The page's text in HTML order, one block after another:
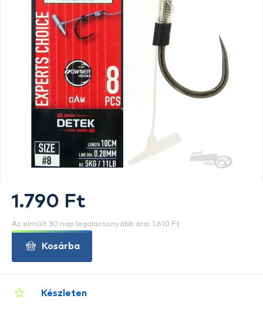
Készleten
1.790 Ft
Az elmúlt 30 nap legalacsonyabb ára: 1.610 Ft
Kosárba